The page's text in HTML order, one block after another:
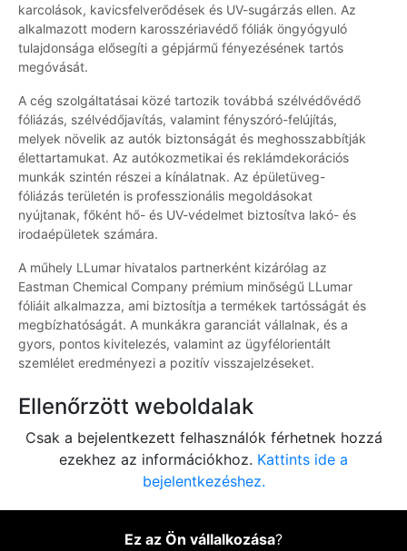
karcolások, kavicsfelverődések és UV-sugárzás ellen. Az
alkalmazott modern karosszériavédő fóliák öngyógyuló
tulajdonsága elősegíti a gépjármű fényezésének tartós
megóvását.
A cég szolgáltatásai közé tartozik továbbá szélvédővédő
fóliázás, szélvédőjavítás, valamint fényszóró-felújítás,
melyek növelik az autók biztonságát és meghosszabbítják
élettartamukat. Az autókozmetikai és reklámdekorációs
munkák szintén részei a kínálatnak. Az épületüveg-
fóliázás területén is professzionális megoldásokat
nyújtanak, főként hő- és UV-védelmet biztosítva lakó- és
irodaépületek számára.
A műhely LLumar hivatalos partnerként kizárólag az
Eastman Chemical Company prémium minőségű LLumar
fóliáit alkalmazza, ami biztosítja a termékek tartósságát és
megbízhatóságát. A munkákra garanciát vállalnak, és a
gyors, pontos kivitelezés, valamint az ügyfélorientált
szemlélet eredményezi a pozitív visszajelzéseket.
Ellenőrzött weboldalak
Csak a bejelentkezett felhasználók férhetnek hozzá
ezekhez az információkhoz. Kattints ide a
bejelentkezéshez.
Ez az Ön vállalkozása?